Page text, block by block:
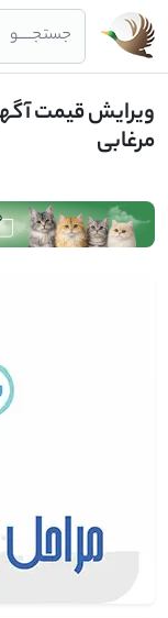
جستجــــو
ویرایش قیمت
مرغابی